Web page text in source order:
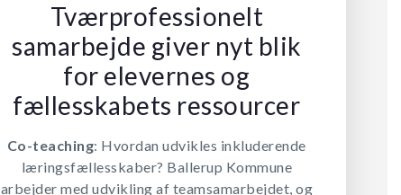
Tværprofessionelt
samarbejde giver nyt blik
for elevernes og
fællesskabets ressourcer
Co-teaching: Hvordan udvikles inkluderende
læringsfællesskaber? Ballerup Kommune
arbejder med udvikling af teamsamarbejdet, og